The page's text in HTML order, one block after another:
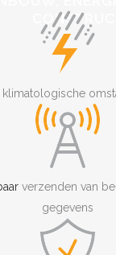
klimatologische
verzenden van
gegevens